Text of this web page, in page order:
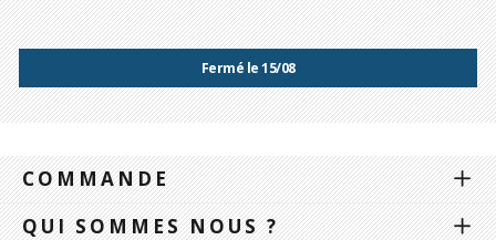
Fermé le 15/08
COMMANDE
QUI SOMMES NOUS ?